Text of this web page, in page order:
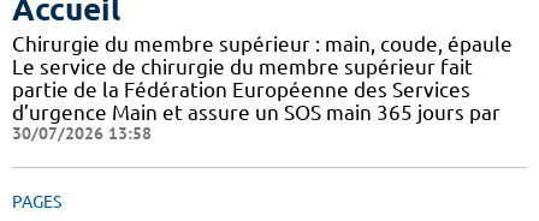
Accueil
Chirurgie du membre supérieur : main, coude, épaule
Le service de chirurgie du membre supérieur fait
partie de la Fédération Européenne des Services
d’urgence Main et assure un SOS main 365 jours par
30/07/2026 13:58
PAGES